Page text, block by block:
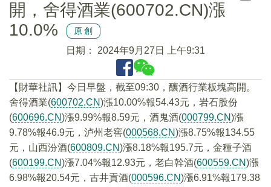
開，舍得酒業(600702.CN)漲
10.0%
原創
日期： 2024年9月27日 上午9:31
【財華社訊】今日早盤，截至09:30，釀酒行業板塊高開。
舍得酒業(600702.CN)漲10.00%報54.43元，岩石股份
(600696.CN)漲9.99%報8.59元，酒鬼酒(000799.CN)漲
9.78%報46.9元，泸州老窖(000568.CN)漲8.75%報134.55
元，山西汾酒(600809.CN)漲8.18%報195.7元，金種子酒
(600199.CN)漲7.04%報12.93元，老白幹酒(600559.CN)漲
6.98%報20.54元，古井貢酒(000596.CN)漲6.91%報179.38